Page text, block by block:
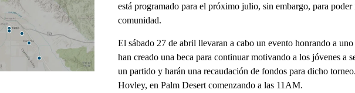
está programado para el próximo julio, sin embargo, para
comunidad.
El sábado 27 de abril llevaran a cabo un evento honrando a
han creado una beca para continuar motivando a los jóvenes a
un partido y harán una recaudación de fondos para dicho
Hovley, en Palm Desert comenzando a las 11AM.